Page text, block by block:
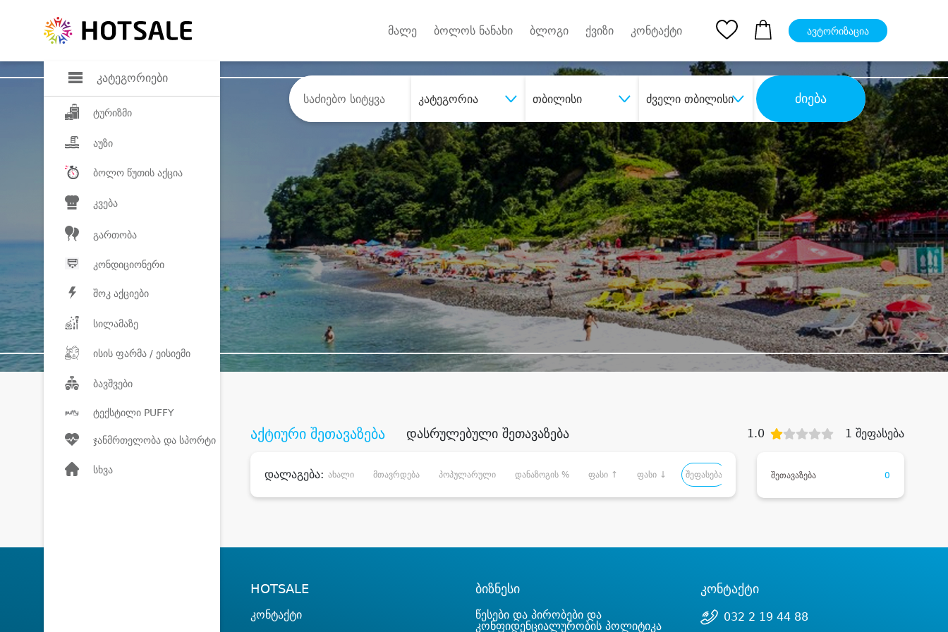
კატეგორიები
ტურიზმი
აუზი
ბოლო წუთის აქცია
კვება
გართობა
კონდიციონერი
შოკ აქციები
სილამაზე
ისის ფარმა / ეისიემი
ბავშვები
ტექსტილი PUFFY
ჯანმრთელობა და სპორტი
სხვა
მალე ბოლოს ნანახი ბლოგი ქვიზი კონტაქტი ავტორიზაცია
კატეგორია თბილისი ძველი თბილისი ძიება
შეიძინესასურველი მომსახურებადიდი დანაზოგით
აქტიური შეთავაზება დასრულებული შეთავაზება 1.0 1 შეფასება
დალაგება: ახალი მთავრდება პოპულარული დანაზოგის % ფასი ↑ ფასი ↓ შეფასება შეთავაზება 0
HOTSALE
კონტაქტი
ბიზნესი
წესები და პირობები და
კონფიდენციალურობის პოლიტიკა
კონტაქტი
032 2 19 44 88